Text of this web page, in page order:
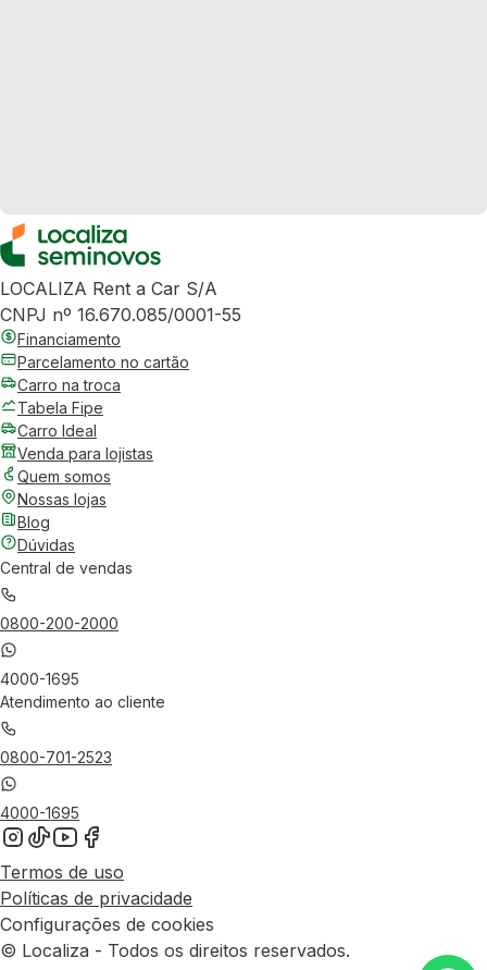
LOCALIZA Rent a Car S/A
CNPJ nº 16.670.085/0001-55
Financiamento
Parcelamento no cartão
Carro na troca
Tabela Fipe
Carro Ideal
Venda para lojistas
Quem somos
Nossas lojas
Blog
Dúvidas
Central de vendas
0800-200-2000
4000-1695
Atendimento ao cliente
0800-701-2523
4000-1695
Termos de uso
Políticas de privacidade
Configurações de cookies
© Localiza - Todos os direitos reservados.